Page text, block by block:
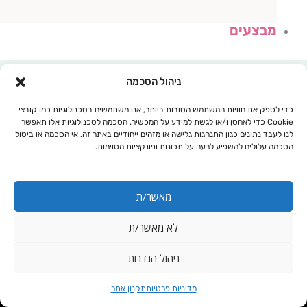
ניהול הסכמה
כדי לספק את חוויות המשתמש הטובות ביותר, אנו משתמשים בטכנולוגיות כמו קובצי
Cookie כדי לאחסן ו/או לגשת למידע על המכשיר. הסכמה לטכנולוגיות אלו תאפשר
לנו לעבד נתונים כגון התנהגות גלישה או מזהים ייחודיים באתר זה. אי הסכמה או ביטול
הסכמה עלולים להשפיע לרעה על תכונות ופונקציות מסוימות.
מאשר/ת
לא מאשר/ת
ניהול הגדרות
מדיניות פרטיותתקנון אתר
מבצעים
עגלת קניות